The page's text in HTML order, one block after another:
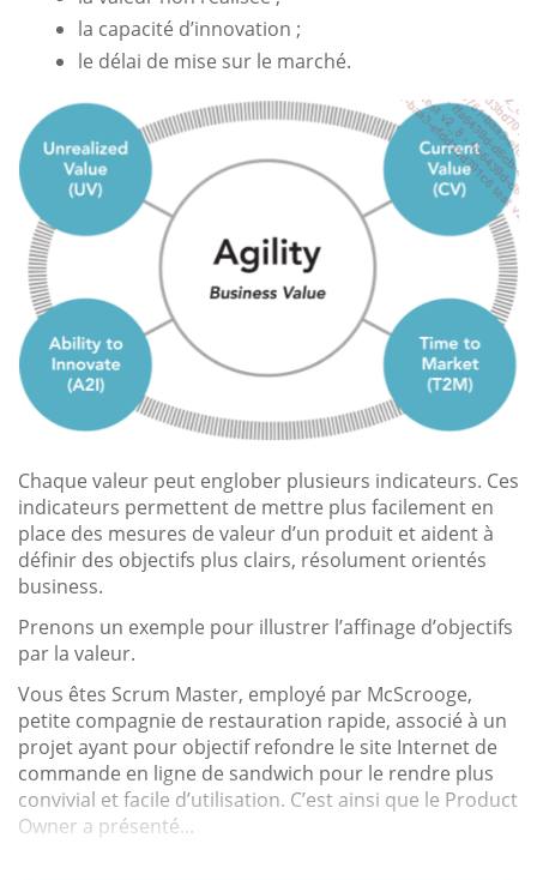
la capacité d’innovation ;
le délai de mise sur le marché.
Chaque valeur peut englober plusieurs indicateurs. Ces
indicateurs permettent de mettre plus facilement en
place des mesures de valeur d’un produit et aident à
définir des objectifs plus clairs, résolument orientés
business.
Prenons un exemple pour illustrer l’affinage d’objectifs
par la valeur.
Vous êtes Scrum Master, employé par McScrooge,
petite compagnie de restauration rapide, associé à un
projet ayant pour objectif refondre le site Internet de
commande en ligne de sandwich pour le rendre plus
convivial et facile d’utilisation. C’est ainsi que le Product
Owner a présenté...